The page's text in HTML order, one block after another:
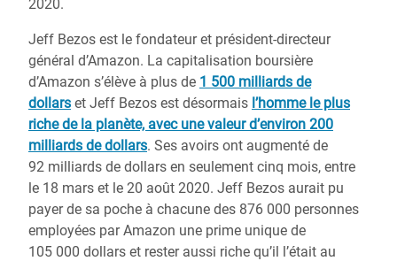
2020.
Jeff Bezos est le fondateur et président-directeur
général d’Amazon. La capitalisation boursière
d’Amazon s’élève à plus de 1 500 milliards de
dollars et Jeff Bezos est désormais l’homme le plus
riche de la planète, avec une valeur d’environ 200
milliards de dollars. Ses avoirs ont augmenté de
92 milliards de dollars en seulement cinq mois, entre
le 18 mars et le 20 août 2020. Jeff Bezos aurait pu
payer de sa poche à chacune des 876 000 personnes
employées par Amazon une prime unique de
105 000 dollars et rester aussi riche qu’il l’était au